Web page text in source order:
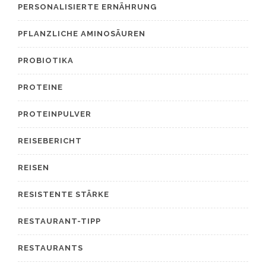
PERSONALISIERTE ERNÄHRUNG
PFLANZLICHE AMINOSÄUREN
PROBIOTIKA
PROTEINE
PROTEINPULVER
REISEBERICHT
REISEN
RESISTENTE STÄRKE
RESTAURANT-TIPP
RESTAURANTS